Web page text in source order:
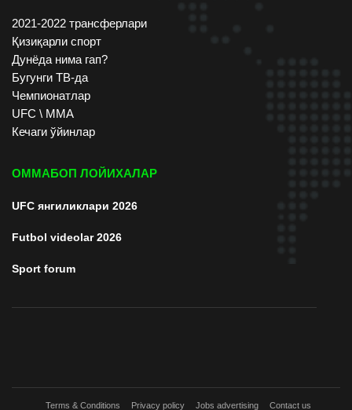
2021-2022 трансферлари
Қизиқарли спорт
Дунёда нима гап?
Бугунги ТВ-да
Чемпионатлар
UFC \ ММА
Кечаги ўйинлар
ОММАБОП ЛОЙИХАЛАР
UFC янгиликлари 2026
Futbol videolar 2026
Sport forum
Terms & Conditions Privacy policy Jobs advertising Contact us